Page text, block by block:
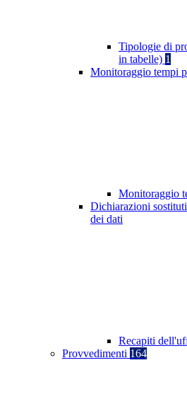
Tipologie di
in tabelle) 1
Monitoraggio tempi
Monitoraggio
Dichiarazioni
dei dati
Recapiti
Provvedimenti 164